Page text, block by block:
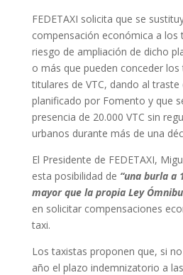
FEDETAXI solicita que se
compensación económica a los
riesgo de ampliación de dicho
o más que pueden conceder los
titulares de VTC, dando al
planificado por Fomento y que
presencia de 20.000 VTC sin
urbanos durante más de una
El Presidente de FEDETAXI,
esta posibilidad de “una burla a
mayor que la propia Ley
en solicitar compensaciones
taxi.
Los taxistas proponen que, si
año el plazo indemnizatorio a